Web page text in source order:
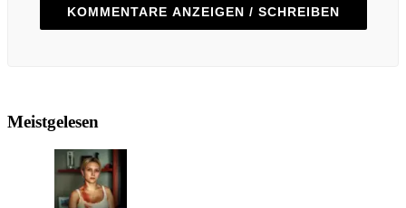
KOMMENTARE ANZEIGEN / SCHREIBEN
Meistgelesen